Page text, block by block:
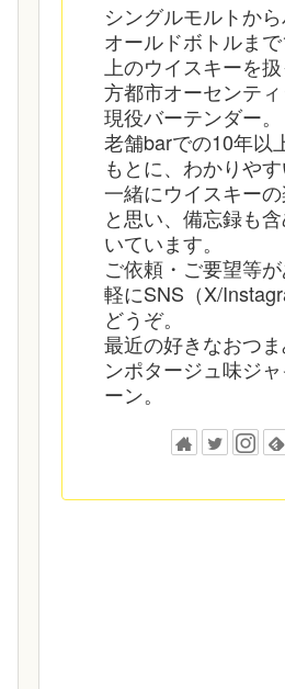
シングルモルトから
オールドボトルま
上のウイスキーを
方都市オーセンテ
現役バーテンダー。
老舗barでの10年以
もとに、わかりやす
一緒にウイスキー
と思い、備忘録も
いています。
ご依頼・ご要望等
軽にSNS（X/
どうぞ。
最近の好きなおつ
ンポタージュ味ジ
ーン。